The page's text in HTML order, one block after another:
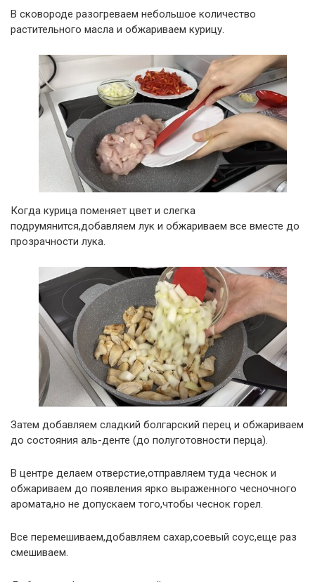
В сковороде разогреваем небольшое количество
растительного масла и обжариваем курицу.
Когда курица поменяет цвет и слегка
подрумянится,добавляем лук и обжариваем все вместе до
прозрачности лука.
Затем добавляем сладкий болгарский перец и обжариваем
до состояния аль-денте (до полуготовности перца).
В центре делаем отверстие,отправляем туда чеснок и
обжариваем до появления ярко выраженного чесночного
аромата,но не допускаем того,чтобы чеснок горел.
Все перемешиваем,добавляем сахар,соевый соус,еще раз
смешиваем.